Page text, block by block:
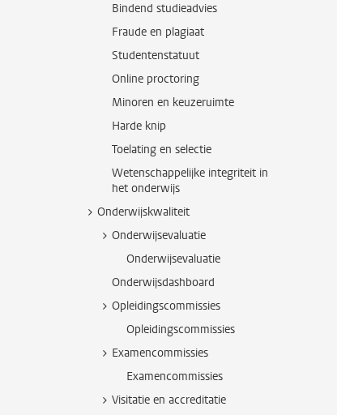
Bindend studieadvies
Fraude en plagiaat
Studentenstatuut
Online proctoring
Minoren en keuzeruimte
Harde knip
Toelating en selectie
Wetenschappelijke integriteit in
het onderwijs
Onderwijskwaliteit
Onderwijsevaluatie
Onderwijsevaluatie
Onderwijsdashboard
Opleidingscommissies
Opleidingscommissies
Examencommissies
Examencommissies
Visitatie en accreditatie